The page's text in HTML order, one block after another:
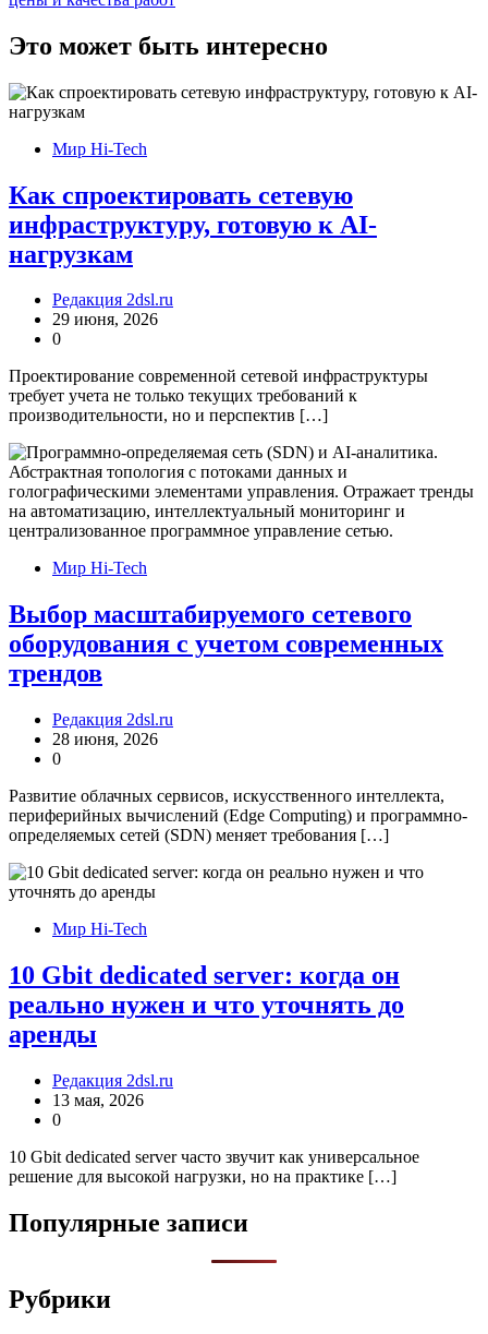
Это может быть интересно
Мир Hi-Tech
Как спроектировать сетевую
инфраструктуру, готовую к AI-
нагрузкам
Редакция 2dsl.ru
29 июня, 2026
0
Проектирование современной сетевой инфраструктуры
требует учета не только текущих требований к
производительности, но и перспектив […]
Мир Hi-Tech
Выбор масштабируемого сетевого
оборудования с учетом современных
трендов
Редакция 2dsl.ru
28 июня, 2026
0
Развитие облачных сервисов, искусственного интеллекта,
периферийных вычислений (Edge Computing) и программно-
определяемых сетей (SDN) меняет требования […]
Мир Hi-Tech
10 Gbit dedicated server: когда он
реально нужен и что уточнять до
аренды
Редакция 2dsl.ru
13 мая, 2026
0
10 Gbit dedicated server часто звучит как универсальное
решение для высокой нагрузки, но на практике […]
Популярные записи
Рубрики